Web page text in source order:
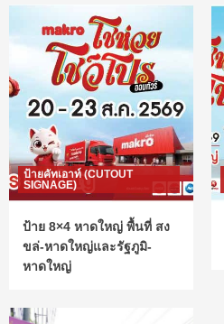
ป้ายคัทเอาท์ (CUTOUT
SIGNAGE)
ป้าย 8×4 หาดใหญ่ พื้นที่ สง
ขล่-หาดใหญ่และรัฐภูมิ-
หาดใหญ่